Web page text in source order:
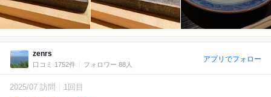
zenrs
口コミ 1752件 フォロワー 88人
アプリでフォロー
2025/07 訪問 1回目